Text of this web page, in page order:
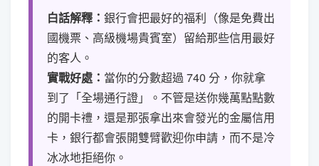
白話解釋： 銀行會把最好的福利（像是免費出
國機票、高級機場貴賓室）留給那些信用最好
的客人。
實戰好處： 當你的分數超過 740 分，你就拿
到了「全場通行證」。不管是送你幾萬點點數
的開卡禮，還是那張拿出來會發光的金屬信用
卡，銀行都會張開雙臂歡迎你申請，而不是冷
冰冰地拒絕你。